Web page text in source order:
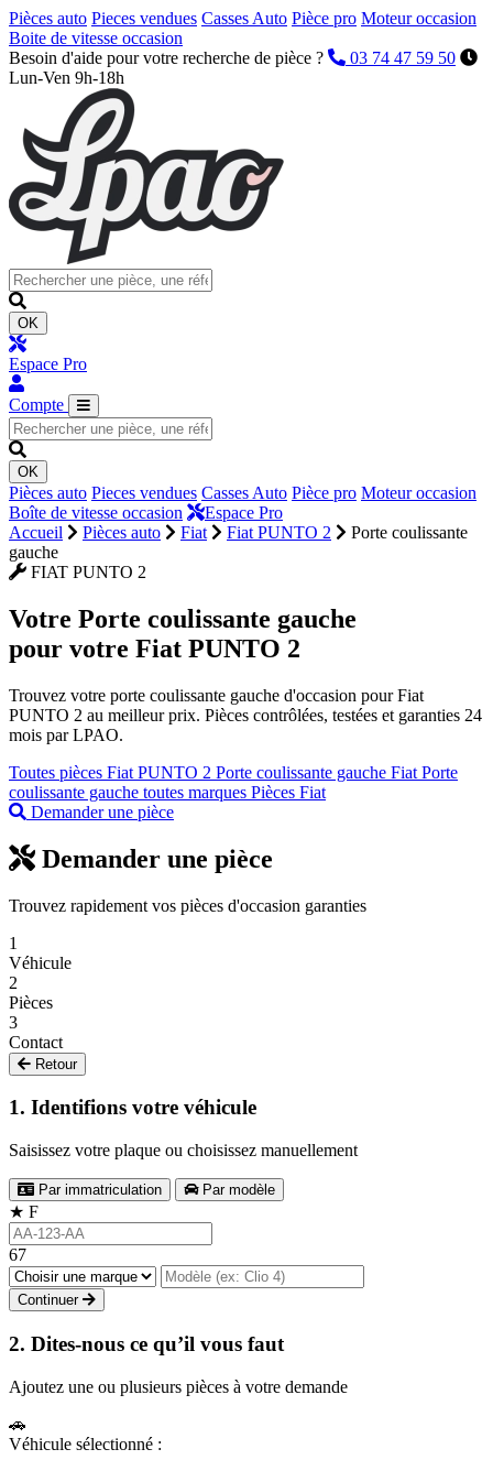
Pièces auto Pieces vendues Casses Auto Pièce pro Moteur occasion
Boite de vitesse occasion
Besoin d'aide pour votre recherche de pièce ?
03 74 47 59 50
Lun-Ven 9h-18h
OK
Espace Pro
Compte
OK
Pièces auto Pieces vendues Casses Auto Pièce pro Moteur occasion
Boîte de vitesse occasion
Espace Pro
Accueil
Pièces auto Fiat Fiat PUNTO 2
Porte coulissante
gauche
FIAT PUNTO 2
Votre Porte coulissante gauche
pour votre Fiat PUNTO 2
Trouvez votre porte coulissante gauche d'occasion pour Fiat
PUNTO 2 au meilleur prix. Pièces contrôlées, testées et garanties 24
mois par LPAO.
Toutes pièces Fiat PUNTO 2 Porte coulissante gauche Fiat Porte
coulissante gauche toutes marques Pièces Fiat
Demander une pièce
Demander une pièce
Trouvez rapidement vos pièces d'occasion garanties
1
Véhicule
2
Pièces
3
Contact
Retour
1. Identifions votre véhicule
Saisissez votre plaque ou choisissez manuellement
Par immatriculation Par modèle
★ F
67
Continuer
2. Dites-nous ce qu’il vous faut
Ajoutez une ou plusieurs pièces à votre demande
🚗
Véhicule sélectionné :